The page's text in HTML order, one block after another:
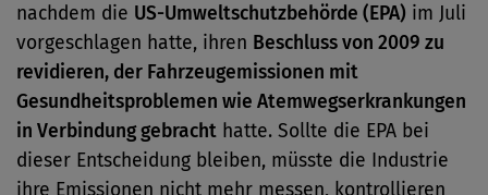
nachdem die US-Umweltschutzbehörde (EPA) im Juli
vorgeschlagen hatte, ihren Beschluss von 2009 zu
revidieren, der Fahrzeugemissionen mit
Gesundheitsproblemen wie Atemwegserkrankungen
in Verbindung gebracht hatte. Sollte die EPA bei
dieser Entscheidung bleiben, müsste die Industrie
ihre Emissionen nicht mehr messen, kontrollieren